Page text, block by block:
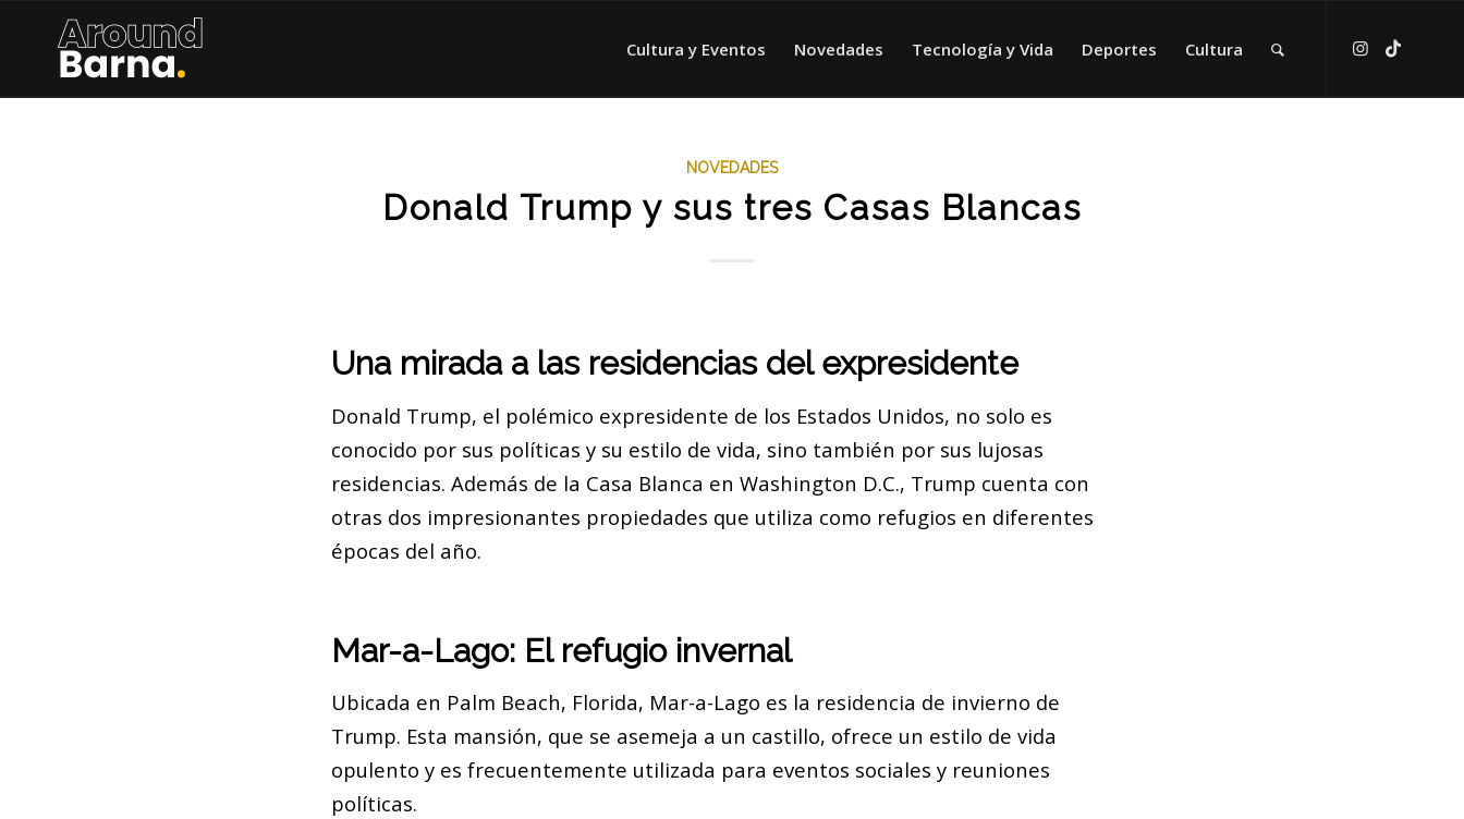
Cultura y Eventos Novedades Tecnología y Vida Deportes Cultura
NOVEDADES
Donald Trump y sus tres Casas Blancas
Una mirada a las residencias del expresidente
Donald Trump, el polémico expresidente de los Estados Unidos, no solo es
conocido por sus políticas y su estilo de vida, sino también por sus lujosas
residencias. Además de la Casa Blanca en Washington D.C., Trump cuenta con
otras dos impresionantes propiedades que utiliza como refugios en diferentes
épocas del año.
Mar-a-Lago: El refugio invernal
Ubicada en Palm Beach, Florida, Mar-a-Lago es la residencia de invierno de
Trump. Esta mansión, que se asemeja a un castillo, ofrece un estilo de vida
opulento y es frecuentemente utilizada para eventos sociales y reuniones
políticas.